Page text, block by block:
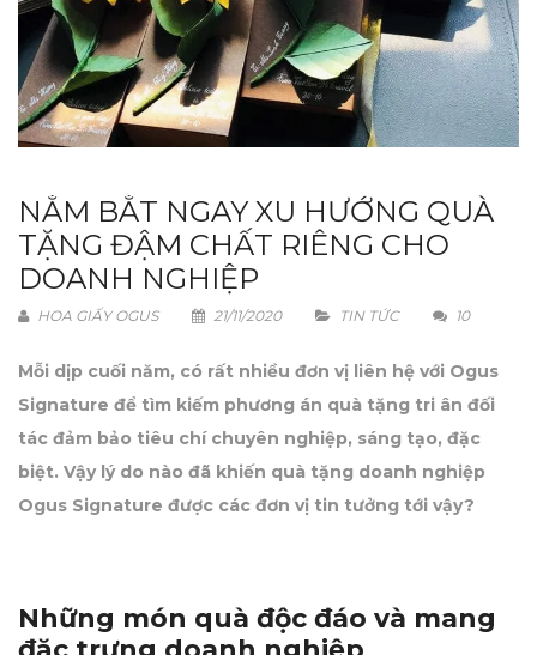
NẮM BẮT NGAY XU HƯỚNG QUÀ
TẶNG ĐẬM CHẤT RIÊNG CHO
DOANH NGHIỆP
HOA GIẤY OGUS 21/11/2020 TIN TỨC 10
Mỗi dịp cuối năm, có rất nhiều đơn vị liên hệ với Ogus
Signature để tìm kiếm phương án quà tặng tri ân đối
tác đảm bảo tiêu chí chuyên nghiệp, sáng tạo, đặc
biệt. Vậy lý do nào đã khiến quà tặng doanh nghiệp
Ogus Signature được các đơn vị tin tưởng tới vậy?
Những món quà độc đáo và mang